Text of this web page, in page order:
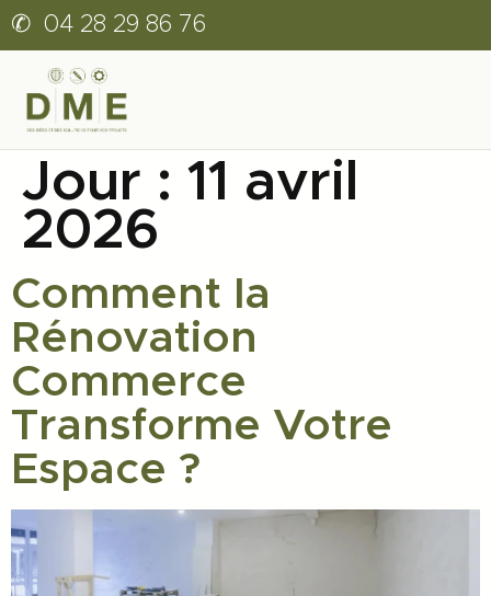
✆ 04 28 29 86 76
Jour : 11 avril
2026
Comment la
Rénovation
Commerce
Transforme Votre
Espace ?